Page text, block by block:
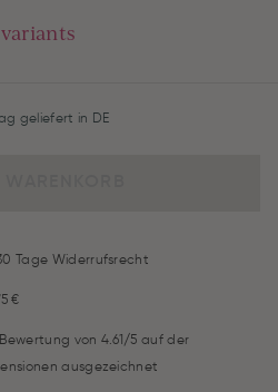
geliefert in DE
Tage Widerrufsrecht
€
von 4.61/5 auf der
ausgezeichnet